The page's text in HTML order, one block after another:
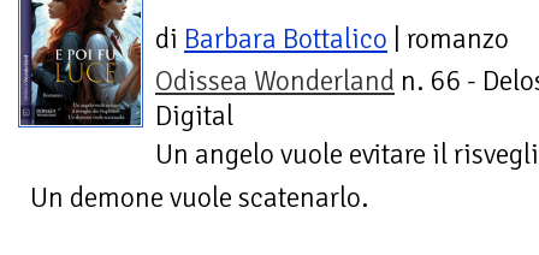
di Barbara Bottalico | romanzo
Odissea Wonderland n. 66 -
Digital
Un angelo vuole evitare il
Un demone vuole scatenarlo.